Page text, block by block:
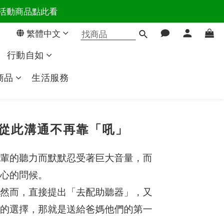
主導權
動商品點此看
主導權繁體中文
行動自如
品 生活服務
溝通不再靠「吼」
的聽力而默默忍受著巨大音量，而
的問候。
而，直接提出「去配助聽器」，又
選擇，那就是送給爸媽他們的第一